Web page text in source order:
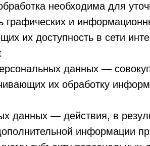
необходима для
графических и
их доступность в сети
данных —
их обработку
данных — действия, в
информации